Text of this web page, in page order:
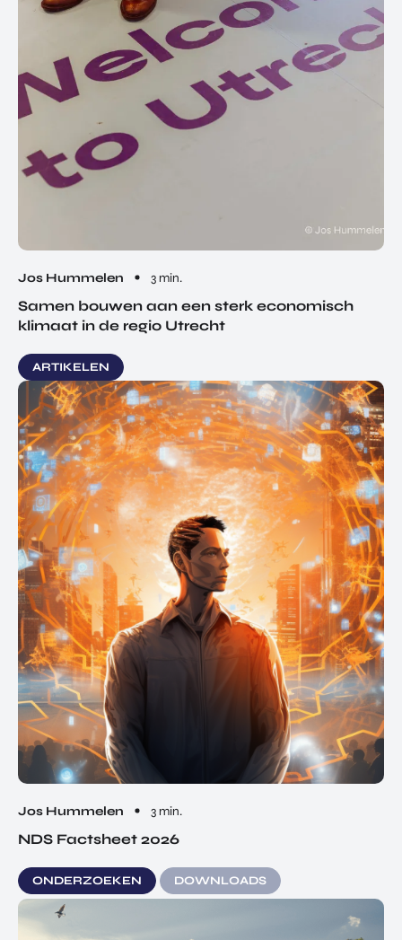
Jos Hummelen 3 min.
Samen bouwen aan een sterk economisch
klimaat in de regio Utrecht
ARTIKELEN
Jos Hummelen 3 min.
NDS Factsheet 2026
ONDERZOEKEN DOWNLOADS